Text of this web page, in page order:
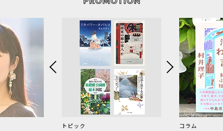
トピック コラム